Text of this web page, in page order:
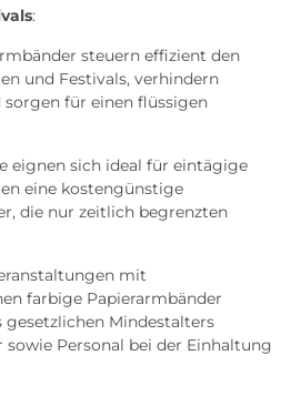
:
steuern effizient den
und Festivals, verhindern
für einen flüssigen
eignen sich ideal für eintägige
eine kostengünstige
die nur zeitlich begrenzten
mit
farbige Papierarmbänder
gesetzlichen Mindestalters
Personal bei der Einhaltung